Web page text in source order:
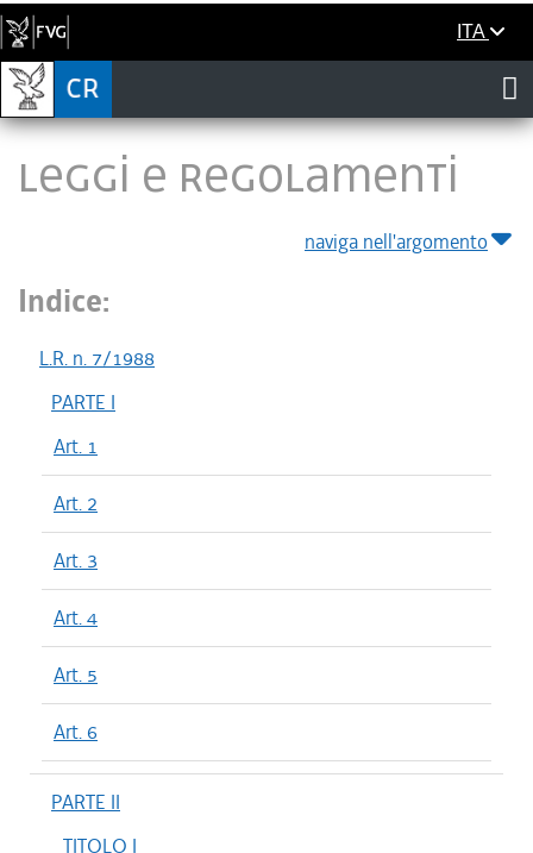
ITA
LEGGI E REGOLAMENTI
naviga nell'argomento
Indice:
L.R. n. 7/1988
PARTE I
Art. 1
Art. 2
Art. 3
Art. 4
Art. 5
Art. 6
PARTE II
TITOLO I